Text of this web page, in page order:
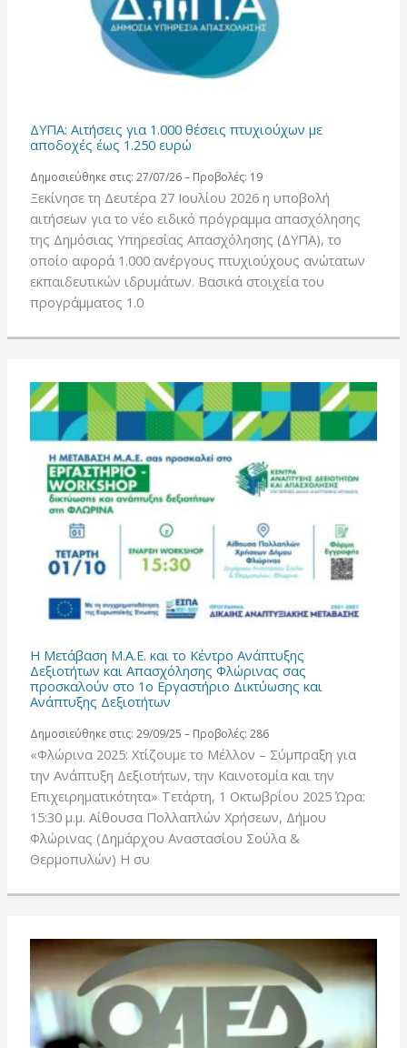
ΔΥΠΑ: Αιτήσεις για 1.000 θέσεις πτυχιούχων με
αποδοχές έως 1.250 ευρώ
Δημοσιεύθηκε στις: 27/07/26 – Προβολές: 19
Ξεκίνησε τη Δευτέρα 27 Ιουλίου 2026 η υποβολή
αιτήσεων για το νέο ειδικό πρόγραμμα απασχόλησης
της Δημόσιας Υπηρεσίας Απασχόλησης (ΔΥΠΑ), το
οποίο αφορά 1.000 ανέργους πτυχιούχους ανώτατων
εκπαιδευτικών ιδρυμάτων. Βασικά στοιχεία του
προγράμματος 1.0
Η Μετάβαση M.Α.Ε. και το Κέντρο Ανάπτυξης
Δεξιοτήτων και Απασχόλησης Φλώρινας σας
προσκαλούν στο 1ο Εργαστήριο Δικτύωσης και
Ανάπτυξης Δεξιοτήτων
Δημοσιεύθηκε στις: 29/09/25 – Προβολές: 286
«Φλώρινα 2025: Χτίζουμε το Μέλλον – Σύμπραξη για
την Ανάπτυξη Δεξιοτήτων, την Καινοτομία και την
Επιχειρηματικότητα» Τετάρτη, 1 Οκτωβρίου 2025 Ώρα:
15:30 μ.μ. Αίθουσα Πολλαπλών Χρήσεων, Δήμου
Φλώρινας (Δημάρχου Αναστασίου Σούλα &
Θερμοπυλών) Η συ